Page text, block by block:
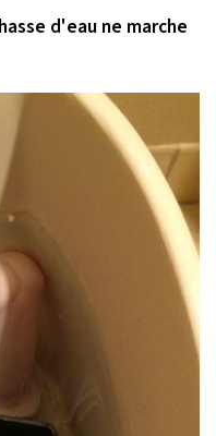
d'eau ne marche